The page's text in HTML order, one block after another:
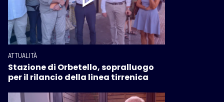
ATTUALITÀ
Stazione di Orbetello, sopralluogo
per il rilancio della linea tirrenica